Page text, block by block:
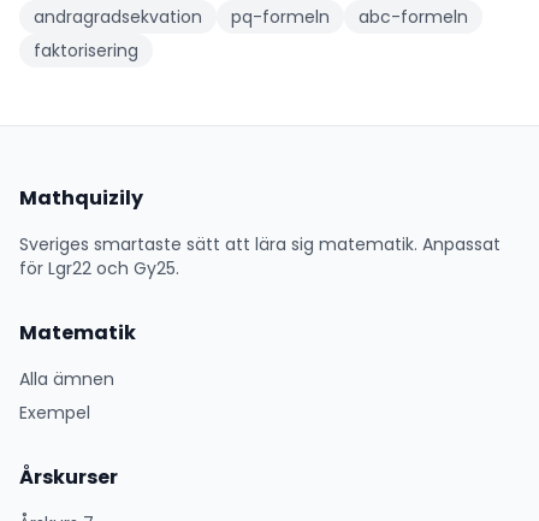
andragradsekvation pq-formeln
abc-formeln
faktorisering
Mathquizily
Sveriges smartaste sätt att lära sig matematik. Anpassat
för Lgr22 och Gy25.
Matematik
Alla ämnen
Exempel
Årskurser